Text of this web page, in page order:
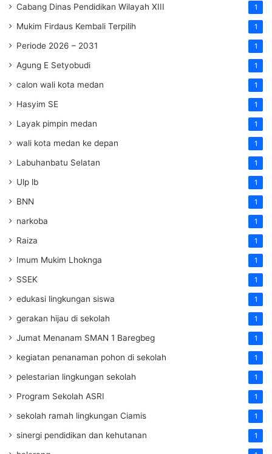
Cabang Dinas Pendidikan Wilayah XIII 1
Mukim Firdaus Kembali Terpilih 1
Periode 2026 – 2031 1
Agung E Setyobudi 1
calon wali kota medan 1
Hasyim SE 1
Layak pimpin medan 1
wali kota medan ke depan 1
Labuhanbatu Selatan 1
Ulp lb 1
BNN 1
narkoba 1
Raiza 1
Imum Mukim Lhoknga 1
SSEK 1
edukasi lingkungan siswa 1
gerakan hijau di sekolah 1
Jumat Menanam SMAN 1 Baregbeg 1
kegiatan penanaman pohon di sekolah 1
pelestarian lingkungan sekolah 1
Program Sekolah ASRI 1
sekolah ramah lingkungan Ciamis 1
sinergi pendidikan dan kehutanan 1